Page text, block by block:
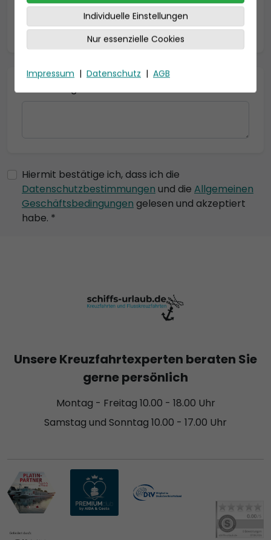
* = Pflichtfelder
Hiermit bestätige ich, dass ich die
Datenschutzbestimmungen und die Allgemeinen
Geschäftsbedingungen gelesen und akzeptiert
habe. *
Individuelle Einstellungen
Nur essenzielle Cookies
Impressum | Datenschutz | AGB
Unsere Kreuzfahrtexperten beraten Sie
gerne persönlich
Montag - Freitag 10.00 - 18.00 Uhr
Samstag und Sonntag 10.00 - 17.00 Uhr